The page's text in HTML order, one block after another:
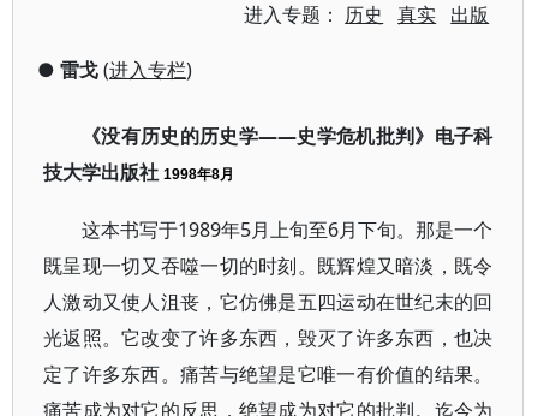
进入专题： 历史 真实 出版
● 雷戈(进入专栏)
《没有历史的历史学——史学危机批判》电子科
技大学出版社 1998年8月
这本书写于1989年5月上旬至6月下旬。那是一个
既呈现一切又吞噬一切的时刻。既辉煌又暗淡，既令
人激动又使人沮丧，它仿佛是五四运动在世纪末的回
光返照。它改变了许多东西，毁灭了许多东西，也决
定了许多东西。痛苦与绝望是它唯一有价值的结果。
痛苦成为对它的反思，绝望成为对它的批判。迄今为